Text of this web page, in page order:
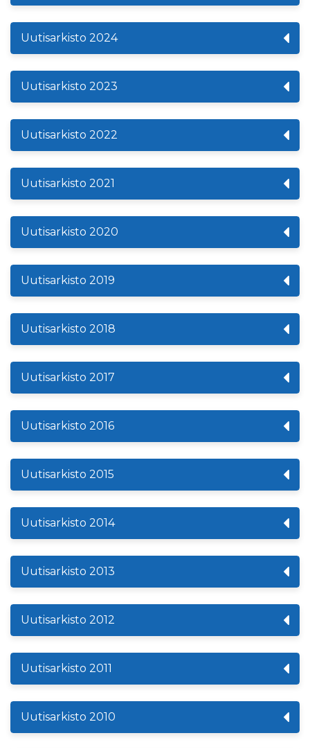
Uutisarkisto 2024
Uutisarkisto 2023
Uutisarkisto 2022
Uutisarkisto 2021
Uutisarkisto 2020
Uutisarkisto 2019
Uutisarkisto 2018
Uutisarkisto 2017
Uutisarkisto 2016
Uutisarkisto 2015
Uutisarkisto 2014
Uutisarkisto 2013
Uutisarkisto 2012
Uutisarkisto 2011
Uutisarkisto 2010